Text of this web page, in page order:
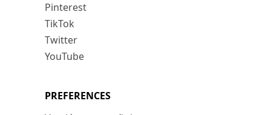
Pinterest
TikTok
Twitter
YouTube
PREFERENCES